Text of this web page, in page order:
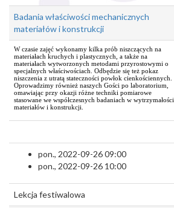
Badania właściwości mechanicznych
materiałów i konstrukcji
W czasie zajęć wykonamy kilka prób niszczących na
materiałach kruchych i plastycznych, a także na
materiałach wytworzonych metodami przyrostowymi o
specjalnych właściwościach. Odbędzie się też pokaz
niszczenia z utratą stateczności powłok cienkościennych.
Oprowadzimy również naszych Gości po laboratorium,
omawiając przy okazji różne techniki pomiarowe
stasowane we współczesnych badaniach w wytrzymałości
materiałów i konstrukcji.
pon., 2022-09-26 09:00
pon., 2022-09-26 10:00
Lekcja festiwalowa